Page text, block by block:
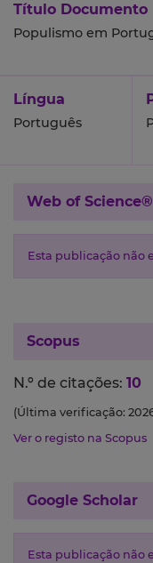
Título Documento
Populismo em
Língua
Português
Web of Science®
Esta publicação não
Scopus
N.º de citações: 10
(Última verificação:
Ver o registo na Scopus
Google Scholar
Esta publicação não